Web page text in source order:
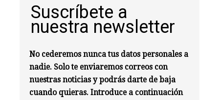
Suscríbete a
nuestra newsletter
No cederemos nunca tus datos personales a
nadie. Solo te enviaremos correos con
nuestras noticias y podrás darte de baja
cuando quieras. Introduce a continuación